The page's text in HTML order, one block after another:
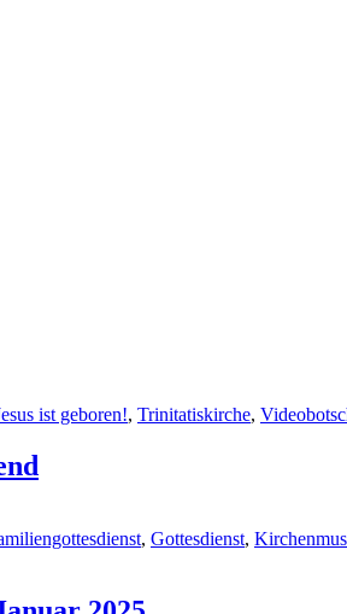
ist geboren!, Trinitatiskirche,
, Gottesdienst,